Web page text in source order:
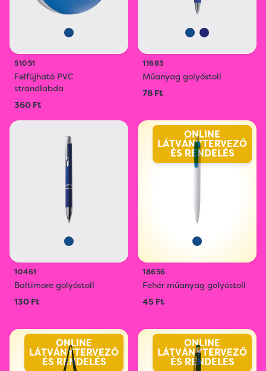
51051
Felfújható PVC
strandlabda
360 Ft
11683
Műanyag golyóstoll
78 Ft
10461
Baltimore golyóstoll
130 Ft
ONLINE
LÁTVÁNYTERVEZŐ
ÉS RENDELÉS
18656
Fehér műanyag golyóstoll
45 Ft
ONLINE
LÁTVÁNYTERVEZŐ
ÉS RENDELÉS
ONLINE
LÁTVÁNYTERVEZŐ
ÉS RENDELÉS